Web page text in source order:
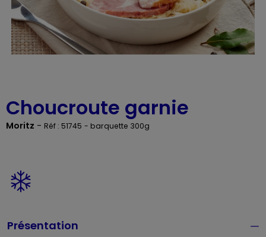
Choucroute garnie
Moritz - Réf : 51745 - barquette 300g
Présentation